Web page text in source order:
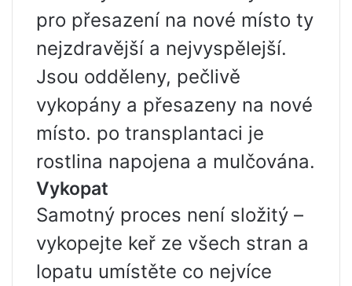
pro přesazení na nové místo ty
nejzdravější a nejvyspělejší.
Jsou odděleny, pečlivě
vykopány a přesazeny na nové
místo. po transplantaci je
rostlina napojena a mulčována.
Vykopat
Samotný proces není složitý –
vykopejte keř ze všech stran a
lopatu umístěte co nejvíce